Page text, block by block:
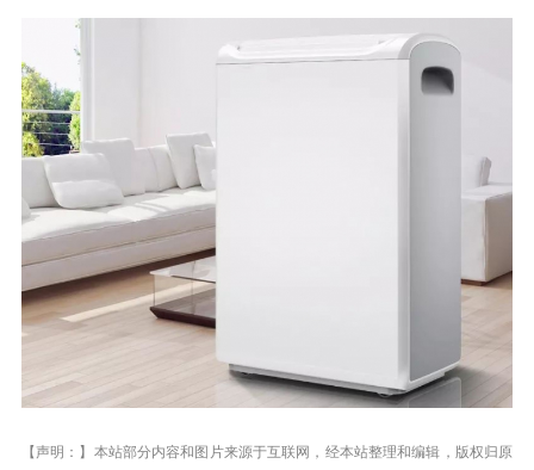
【声明：】本站部分内容和图片来源于互联网，经本站整理和编辑，版权归原